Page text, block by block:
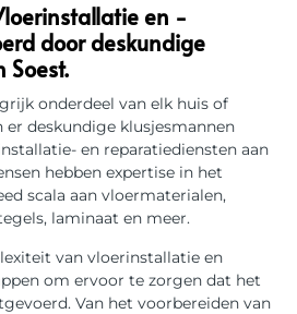
en -
door deskundige
Soest.
onderdeel van elk huis of
er deskundige klusjesmannen
en reparatiediensten aan
hebben expertise in het
scala aan vloermaterialen,
laminaat en meer.
van vloerinstallatie en
om ervoor te zorgen dat het
Van het voorbereiden van